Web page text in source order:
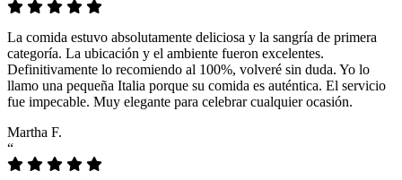
La comida estuvo absolutamente deliciosa y la sangría de primera
categoría. La ubicación y el ambiente fueron excelentes.
Definitivamente lo recomiendo al 100%, volveré sin duda. Yo lo
llamo una pequeña Italia porque su comida es auténtica. El servicio
fue impecable. Muy elegante para celebrar cualquier ocasión.
Martha F.
“